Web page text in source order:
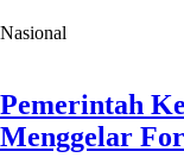
Nasional
Pemerintah
Menggelar